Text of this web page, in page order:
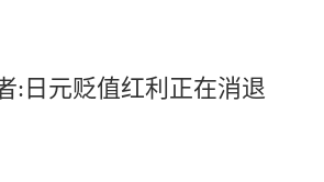
:日元贬值红利正在消退